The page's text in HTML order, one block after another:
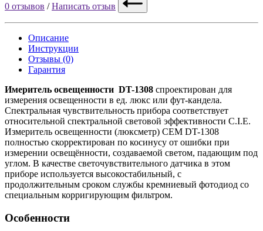
0 отзывов /Написать отзыв
Описание
Инструкции
Отзывы (0)
Гарантия
Имеритель освещенности DT-1308 спроектирован для
измерения освещенности в ед. люкс или фут-кандела.
Спектральная чувствительность прибора соответствует
относительной спектральной световой эффективности C.I.E.
Измеритель освещенности (люксметр) CEM DT-1308
полностью скорректирован по косинусу от ошибки при
измерении освещённости, создаваемой светом, падающим под
углом. В качестве светочувствительного датчика в этом
приборе используется высокостабильный, с
продолжительным сроком службы кремниевый фотодиод со
специальным корригирующим фильтром.
Особенности